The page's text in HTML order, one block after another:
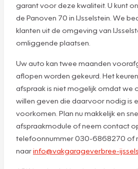
garant voor deze kwaliteit. U kunt
de Panoven 70 in IJsselstein. We
klanten uit de omgeving van
omliggende plaatsen.
Uw auto kan twee maanden
aflopen worden gekeurd. Het
afspraak is niet mogelijk omdat we
willen geven die daarvoor nodig is
voorkomen. Plan nu makkelijk en
afspraakmodule of neem contact
telefoonnummer 030-6868270 of
naarinfo@vakgarageverbree-